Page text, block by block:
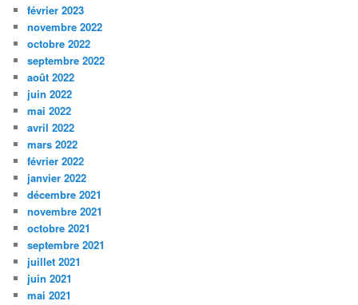
février 2023
novembre 2022
octobre 2022
septembre 2022
août 2022
juin 2022
mai 2022
avril 2022
mars 2022
février 2022
janvier 2022
décembre 2021
novembre 2021
octobre 2021
septembre 2021
juillet 2021
juin 2021
mai 2021